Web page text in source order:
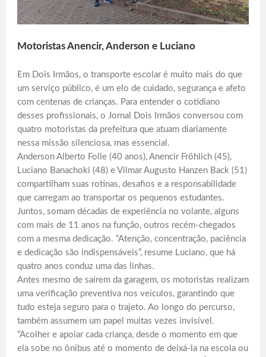
Motoristas Anencir, Anderson e Luciano
Em Dois Irmãos, o transporte escolar é muito mais do que
um serviço público, é um elo de cuidado, segurança e afeto
com centenas de crianças. Para entender o cotidiano
desses profissionais, o Jornal Dois Irmãos conversou com
quatro motoristas da prefeitura que atuam diariamente
nessa missão silenciosa, mas essencial.
Anderson Alberto Folle (40 anos), Anencir Fröhlich (45),
Luciano Banachoki (48) e Vilmar Augusto Hanzen Back (51)
compartilham suas rotinas, desafios e a responsabilidade
que carregam ao transportar os pequenos estudantes.
Juntos, somam décadas de experiência no volante, alguns
com mais de 11 anos na função, outros recém-chegados
com a mesma dedicação. “Atenção, concentração, paciência
e dedicação são indispensáveis”, resume Luciano, que há
quatro anos conduz uma das linhas.
Antes mesmo de saírem da garagem, os motoristas realizam
uma verificação preventiva nos veículos, garantindo que
tudo esteja seguro para o trajeto. Ao longo do percurso,
também assumem um papel muitas vezes invisível.
“Acolher e apoiar cada criança, desde o momento em que
ela sobe no ônibus até o momento de deixá-la na escola ou